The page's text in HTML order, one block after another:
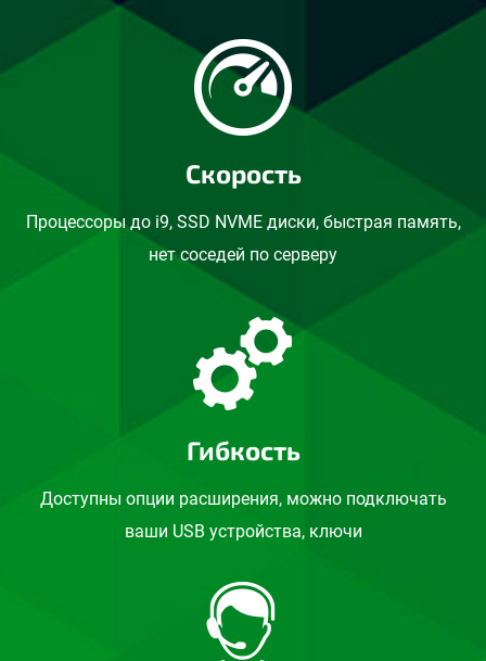
Скорость
Процессоры до i9, SSD NVME диски, быстрая память,
нет соседей по серверу
Гибкость
Доступны опции расширения, можно подключать
ваши USB устройства, ключи